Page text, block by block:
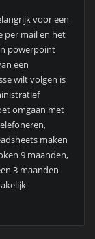
voor een
per mail en het
powerpoint
een
wilt volgen is
omgaan met
maken
9 maanden,
3 maanden